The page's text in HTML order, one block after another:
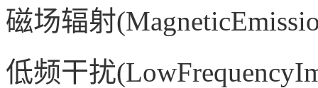
磁场辐射
低频干扰